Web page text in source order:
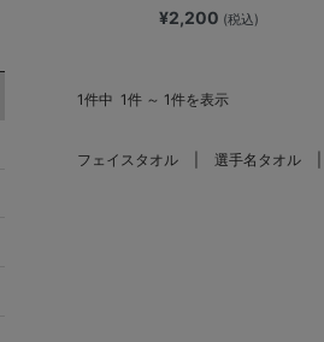
¥2,200 (税込)
1件中 1件 ～ 1件を表示
フェイスタオル 選手名タオル